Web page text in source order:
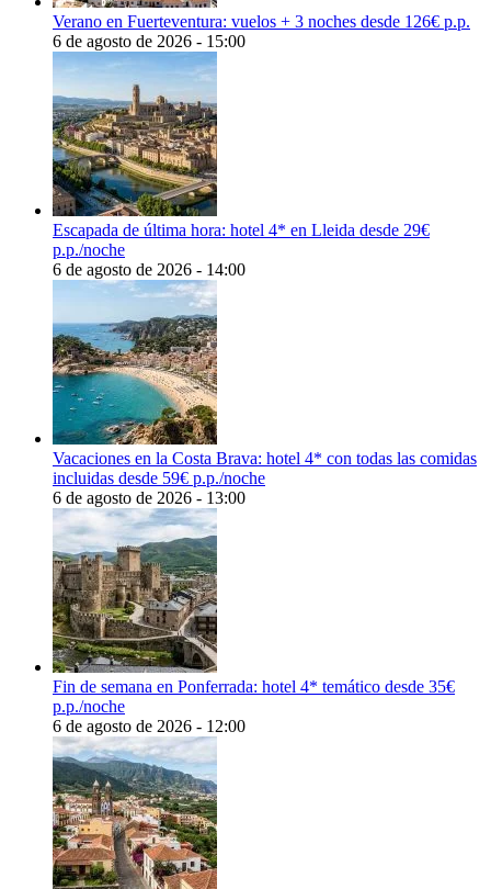
Verano en Fuerteventura: vuelos + 3 noches desde 126€ p.p.
6 de agosto de 2026 - 15:00
Escapada de última hora: hotel 4* en Lleida desde 29€
p.p./noche
6 de agosto de 2026 - 14:00
Vacaciones en la Costa Brava: hotel 4* con todas las comidas
incluidas desde 59€ p.p./noche
6 de agosto de 2026 - 13:00
Fin de semana en Ponferrada: hotel 4* temático desde 35€
p.p./noche
6 de agosto de 2026 - 12:00